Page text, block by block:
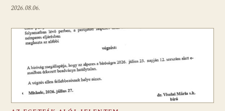
2026.08.06.